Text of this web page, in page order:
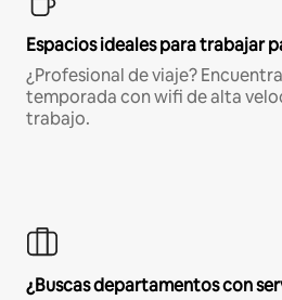
Espacios ideales para trabajar
¿Profesional de viaje?
temporada con wifi de alta
trabajo.
¿Buscas departamentos con